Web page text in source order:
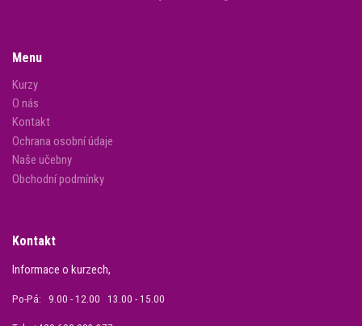
Menu
Kurzy
O nás
Kontakt
Ochrana osobní údaje
Naše učebny
Obchodní podmínky
Kontakt
Informace o kurzech,
Po-Pá: 9.00 - 12.00 13.00 - 15.00